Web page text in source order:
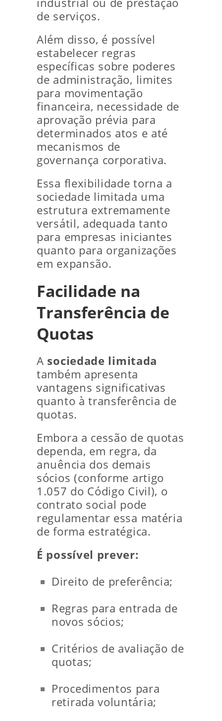
de serviços.
Além disso, é possível
estabelecer regras
específicas sobre poderes
de administração, limites
para movimentação
financeira, necessidade de
aprovação prévia para
determinados atos e até
mecanismos de
governança corporativa.
Essa flexibilidade torna a
sociedade limitada uma
estrutura extremamente
versátil, adequada tanto
para empresas iniciantes
quanto para organizações
em expansão.
Facilidade na
Transferência de
Quotas
A sociedade limitada
também apresenta
vantagens significativas
quanto à transferência de
quotas.
Embora a cessão de quotas
dependa, em regra, da
anuência dos demais
sócios (conforme artigo
1.057 do Código Civil), o
contrato social pode
regulamentar essa matéria
de forma estratégica.
É possível prever:
Direito de preferência;
Regras para entrada de
novos sócios;
Critérios de avaliação de
quotas;
Procedimentos para
retirada voluntária;